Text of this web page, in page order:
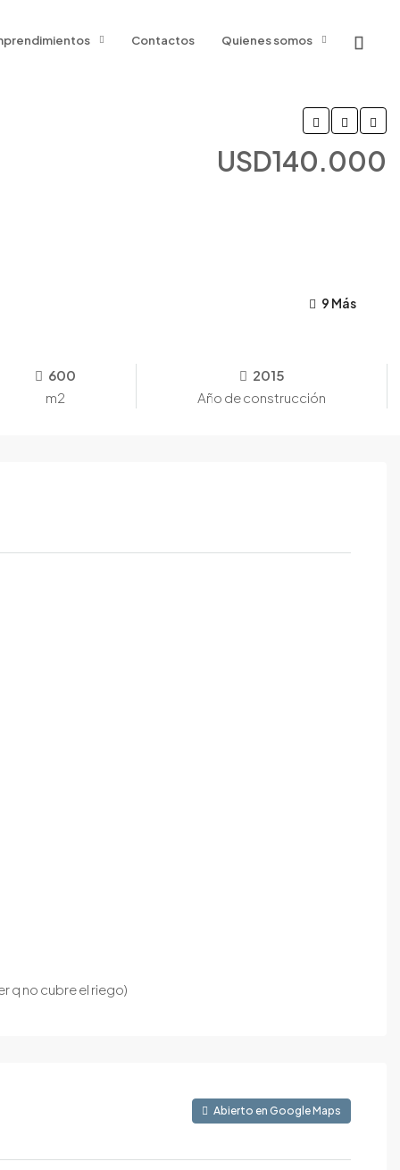
Contactos Quienes somos
USD140.000
9 Más
600
m2
2015
Año de construcción
q no cubre el riego)
Abierto en Google Maps